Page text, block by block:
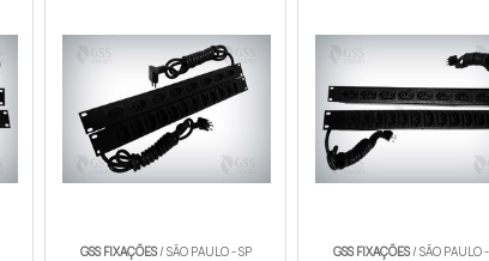
GSS FIXAÇÕES/ SÃO PAULO - SP GSS FIXAÇÕES/ SÃO PAULO